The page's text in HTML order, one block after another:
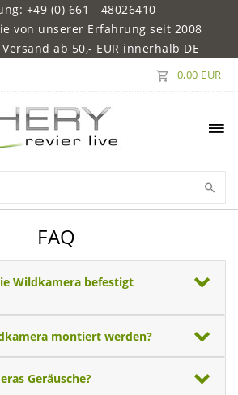
+49 (0) 661 - 48026410
von unserer Erfahrung seit 2008
ab 50,- EUR innerhalb DE
0,00 EUR
FAQ
Wildkamera befestigt
montiert werden?
Geräusche?